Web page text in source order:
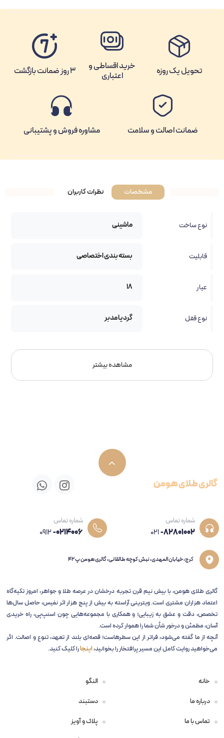
تحویل یک روزه
خرید اقساطی و
اعتباری
3 روز ضمانت بازگشت
ضمانت اصالت و سلامت مشاوره فروش و پشتیبانی
مشخصات نظرات کاربران
نوع ساخت ماشینی
قابلیت بسته بندی اختصاصی
عیار 18
نوع قفل گرد یا مدبر
مشاهده بیشتر
گالری طلای هومن
شماره تماس
021-82801002
شماره تماس
0912-0214006
کرج، خیابان المهدی، نبش کوچه طالقانی، گالری هومن پ 42
گالری طلای هومن، با بیش نیم قرن تجربه‌ درخشان در عرصه طلا و جواهر، امروز تکیه‌گاه
اعتماد هزاران مشتری است. ویترینی آراسته به بیش از پنج هزار اثر نفیس، حاصل سال‌ها
تخصص، دقت و عشق به زیبایی؛ و همکاری با مجموعه‌هایی چون اسنپ‌پی، راه خریدی
آسان، مطمئن و درخور شأن شما را هموار کرده است.
آنچه از ما گفته می‌شود، فراتر از این سطرهاست؛ قصه‌ای بلند از تعهد، تنوع و اصالت. اگر
می‌خواهید روایت کامل این مسیر پرافتخار را بخوانید،اینجارا کلیک کنید.
خانه
درباره ما
تماس با ما
النگو
دستبند
پلاک و آویز